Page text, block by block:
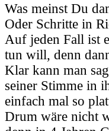
Was meinst Du
Oder Schritte in
Auf jeden Fall ist
tun will, denn
Klar kann man
seiner Stimme in
einfach mal so
Drum wäre nicht